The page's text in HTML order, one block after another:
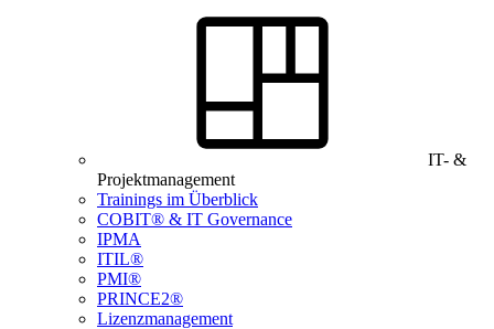
IT- &
Projektmanagement
Trainings im Überblick
COBIT® & IT Governance
IPMA
ITIL®
PMI®
PRINCE2®
Lizenzmanagement